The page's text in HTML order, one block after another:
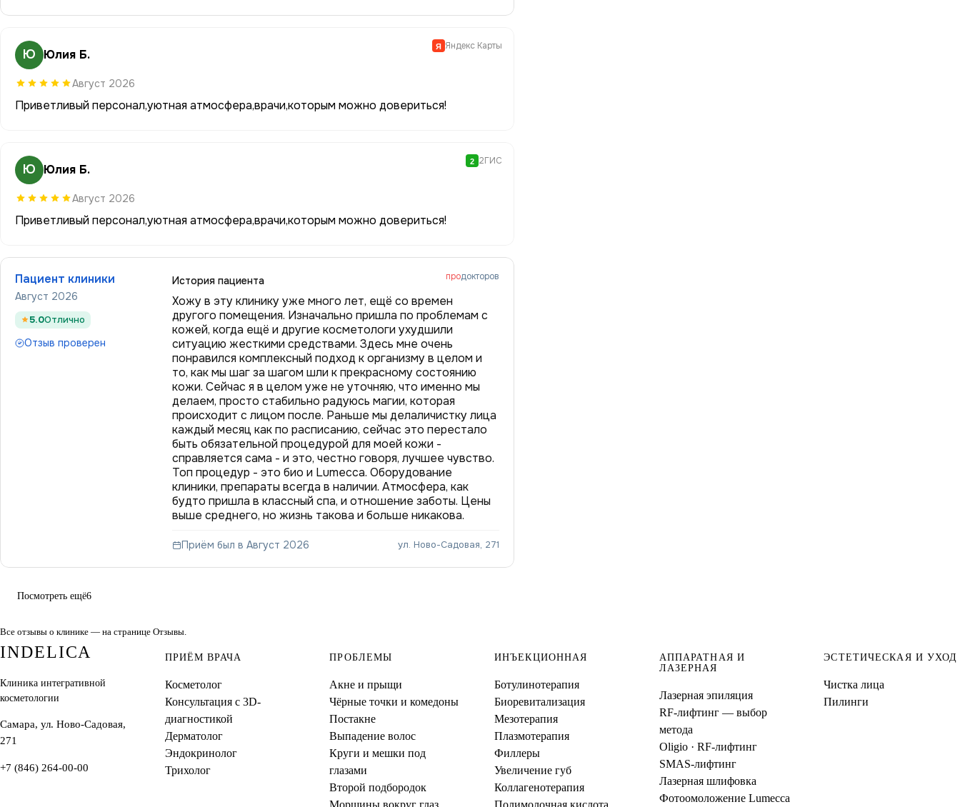
Я Яндекс Карты
Ю Юлия Б.
Август 2026
Приветливый персонал,уютная атмосфера,врачи,которым можно довериться!
2 2ГИС
Ю Юлия Б.
Август 2026
Приветливый персонал,уютная атмосфера,врачи,которым можно довериться!
Пациент клиники
Август 2026
5.0Отлично
Отзыв проверен
продокторов
История пациента
Хожу в эту клинику уже много лет, ещё со времен
другого помещения. Изначально пришла по проблемам с
кожей, когда ещё и другие косметологи ухудшили
ситуацию жесткими средствами. Здесь мне очень
понравился комплексный подход к организму в целом и
то, как мы шаг за шагом шли к прекрасному состоянию
кожи. Сейчас я в целом уже не уточняю, что именно мы
делаем, просто стабильно радуюсь магии, которая
происходит с лицом после. Раньше мы делаличистку лица
каждый месяц как по расписанию, сейчас это перестало
быть обязательной процедурой для моей кожи -
справляется сама - и это, честно говоря, лучшее чувство.
Топ процедур - это био и Lumecca. Оборудование
клиники, препараты всегда в наличии. Атмосфера, как
будто пришла в классный спа, и отношение заботы. Цены
выше среднего, но жизнь такова и больше никакова.
Приём был в Август 2026 ул. Ново-Садовая, 271
Посмотреть ещё6
Все отзывы о клинике — на странице Отзывы
INDELICA
Клиника интегративной
косметологии
Самара, ул. Ново-Садовая,
271
+7 (846) 264-00-00
ПРИЁМ ВРАЧА
Косметолог
Консультация с 3D-
диагностикой
Дерматолог
Эндокринолог
Трихолог
ПРОБЛЕМЫ
Акне и прыщи
Чёрные точки и комедоны
Постакне
Выпадение волос
Круги и мешки под
глазами
Второй подбородок
Морщины вокруг глаз
ИНЪЕКЦИОННАЯ
Ботулинотерапия
Биоревитализация
Мезотерапия
Плазмотерапия
Филлеры
Увеличение губ
Коллагенотерапия
Полимолочная кислота
АППАРАТНАЯ И
ЛАЗЕРНАЯ
Лазерная эпиляция
RF-лифтинг — выбор
метода
Oligio · RF-лифтинг
SMAS-лифтинг
Лазерная шлифовка
Фотоомоложение Lumecca
ЭСТЕТИЧЕСКАЯ И УХОД
Чистка лица
Пилинги